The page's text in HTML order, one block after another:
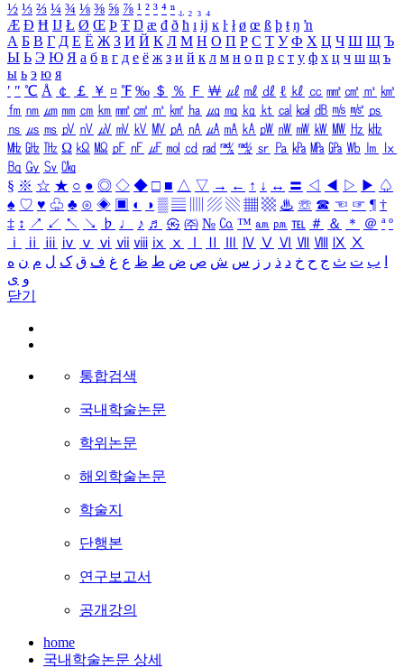
½ ⅓ ⅔ ¼ ¾ ⅛ ⅜ ⅝ ⅞ ¹ ² ³ ⁴ ⁿ ₁ ₂ ₃ ₄
Æ Ð Ħ Ĳ Ł Ø Œ Þ Ŧ Ŋ æ đ ð ħ ı ĳ ĸ ŀ ł ø œ ß þ ŧ ŋ ŉ
А Б В Г Д Е Ё Ж З И Й К Л М Н О П Р С Т У Ф Х Ц Ч Ш Щ Ъ
Ы Ь Э Ю Я а б в г д е ё ж з и й к л м н о п р с т у ф х ц ч ш щ ъ
ы ь э ю я
′ ″ ℃ Å ￠ ￡ ￥ ¤ ℉ ‰ ＄ ％ Ｆ ￦ ㎕ ㎖ ㎗ ℓ ㎘ ㏄ ㎣ ㎤ ㎥ ㎦
㎙ ㎚ ㎛ ㎜ ㎝ ㎞ ㎟ ㎠ ㎡ ㎢ ㏊ ㎍ ㎎ ㎏ ㏏ ㎈ ㎉ ㏈ ㎧ ㎨ ㎰
㎱ ㎲ ㎳ ㎴ ㎵ ㎶ ㎷ ㎸ ㎹ ㎀ ㎁ ㎂ ㎃ ㎄ ㎺ ㎻ ㎽ ㎾ ㎿ ㎐ ㎑
㎒ ㎓ ㎔ Ω ㏀ ㏁ ㎊ ㎋ ㎌ ㏖ ㏅ ㎭ ㎮ ㎯ ㏛ ㎩ ㎪ ㎫ ㎬ ㏝ ㏐
㏓
㏃ ㏉ ㏜ ㏆
§ ※ ☆ ★ ○ ● ◎ ◇ ◆ □ ■ △ ▽ → ← ↑ ↓ ↔ 〓 ◁ ◀ ▷ ▶ ♤
♠ ♡ ♥ ♧ ♣ ⊙ ◈ ▣ ◐ ◑ ▒ ▤ ▨ ▧ ▦ ▩ ♨ ☏ ☎ ☜ ☞ ¶ †
‡ ↕ ↗ ↙ ↖ ↘ ♭ ♩ ♪ ♬ ㉿ ㈜ № ㏇ ™ ㏂ ㏘ ℡ ＃ ＆ ＊ ＠ ª º
ⅰ
ⅱ ⅲ ⅳ ⅴ ⅵ ⅶ ⅷ ⅸ ⅹ Ⅳ Ⅴ Ⅵ Ⅶ Ⅷ Ⅸ Ⅹ
ب ت ث ج ح خ د ذ ر ز س ش ص ض ط ظ ع غ ف ق ک ل م ن ه
و ی
닫기
통합검색
국내학술논문
학위논문
해외학술논문
학술지
단행본
연구보고서
공개강의
home
국내학술논문 상세